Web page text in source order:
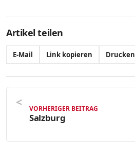
Artikel teilen
E-Mail Link kopieren Drucken
VORHERIGER BEITRAG
Salzburg